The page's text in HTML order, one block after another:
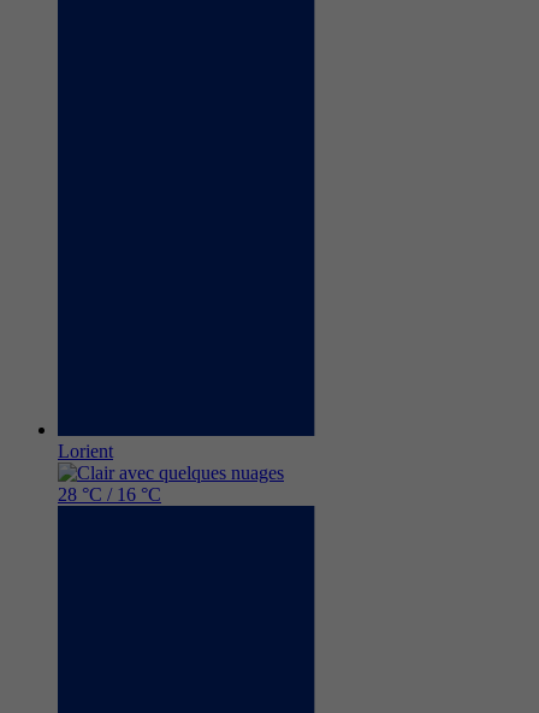
Lorient
28 °C / 16 °C